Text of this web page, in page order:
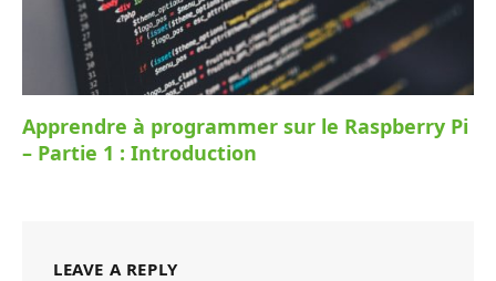
Apprendre à programmer sur le Raspberry Pi
– Partie 1 : Introduction
LEAVE A REPLY